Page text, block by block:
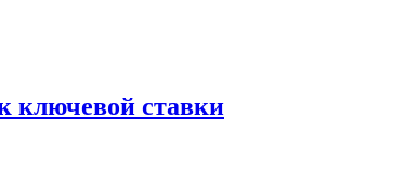
ключевой ставки